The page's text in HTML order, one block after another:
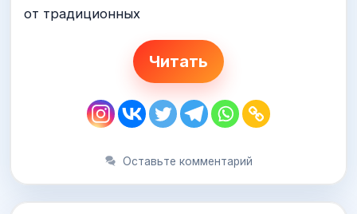
от традиционных
Читать
Оставьте комментарий